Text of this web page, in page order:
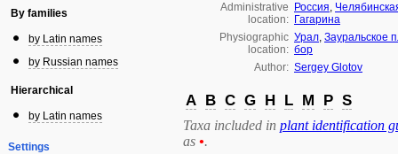
By families
by Latin names
by Russian names
Hierarchical
by Latin names
Settings
Administrative
location:
Россия,
Гагарина
Physiographic
location:
Урал, Зауральское
бор
Author: Sergey Glotov
A B C G H L M P S
Taxa included in plant identification
as •.